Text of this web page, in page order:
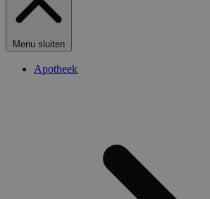
Menu sluiten
Apotheek